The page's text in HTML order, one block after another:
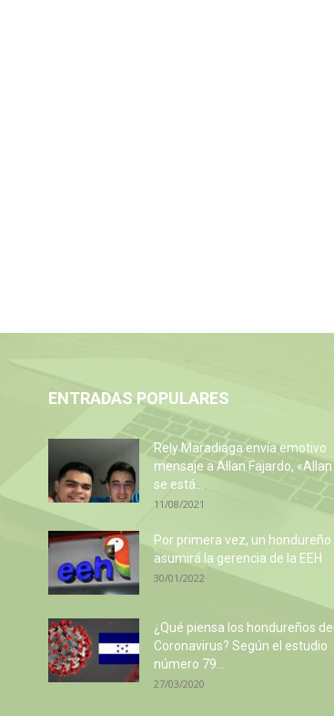
ENTRADAS POPULARES
Rely Maradiaga envía emotivo
mensaje a Allan Fajardo, «Allan
se está...
11/08/2021
Por primera vez, un hondureño
asumirá la gerencia de la EEH
30/01/2022
¿Qué piensa los hondureños del
Coronavirus? Según el estudio
número 79...
27/03/2020